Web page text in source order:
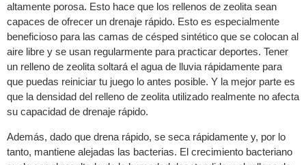
altamente porosa. Esto hace que los rellenos de zeolita sean
capaces de ofrecer un drenaje rápido. Esto es especialmente
beneficioso para las camas de césped sintético que se colocan al
aire libre y se usan regularmente para practicar deportes. Tener
un relleno de zeolita soltará el agua de lluvia rápidamente para
que puedas reiniciar tu juego lo antes posible. Y la mejor parte es
que la densidad del relleno de zeolita utilizado realmente no afecta
su capacidad de drenaje rápido.
Además, dado que drena rápido, se seca rápidamente y, por lo
tanto, mantiene alejadas las bacterias. El crecimiento bacteriano